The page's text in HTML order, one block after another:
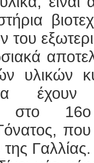
του
υλικών
έχουν
στο
Γαλλίας.